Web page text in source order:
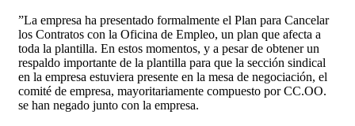
”La empresa ha presentado formalmente el Plan para Cancelar
los Contratos con la Oficina de Empleo, un plan que afecta a
toda la plantilla. En estos momentos, y a pesar de obtener un
respaldo importante de la plantilla para que la sección sindical
en la empresa estuviera presente en la mesa de negociación, el
comité de empresa, mayoritariamente compuesto por CC.OO.
se han negado junto con la empresa.